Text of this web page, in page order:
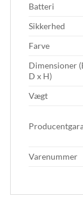
Batteri
Sikkerhed
Farve
Dimensioner
D x H)
Vægt
Varenummer